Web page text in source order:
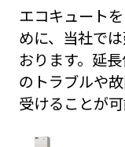
エコキュート
めに、当社で
おります。延
のトラブルや
受けることが可